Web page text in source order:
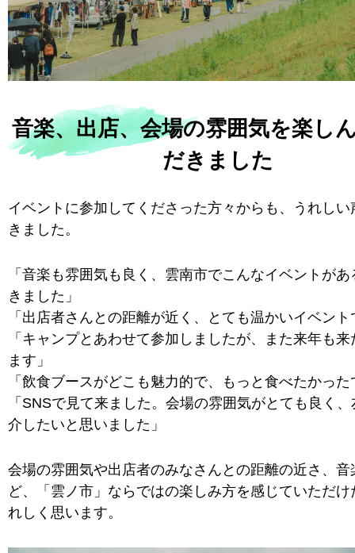
音楽、出店、会場の雰囲気を楽し
だきました
イベントに参加してくださった方々からも、うれしい
きました。
「音楽も雰囲気も良く、雲南市でこんなイベントが
きました」
「出店者さんとの距離が近く、とても温かいイベン
「キャンプとあわせて参加しましたが、また来年も
ます」
「飲食ブースがどこも魅力的で、もっと食べたかっ
「SNSで見て来ました。会場の雰囲気がとても良く
介したいと思いました」
会場の雰囲気や出店者のみなさんとの距離の近さ、音
ど、「雲ノ市」ならではの楽しみ方を感じていただけ
れしく思います。